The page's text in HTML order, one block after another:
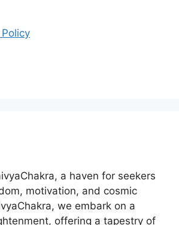
a haven for seekers
motivation, and cosmic
we embark on a
offering a tapestry of